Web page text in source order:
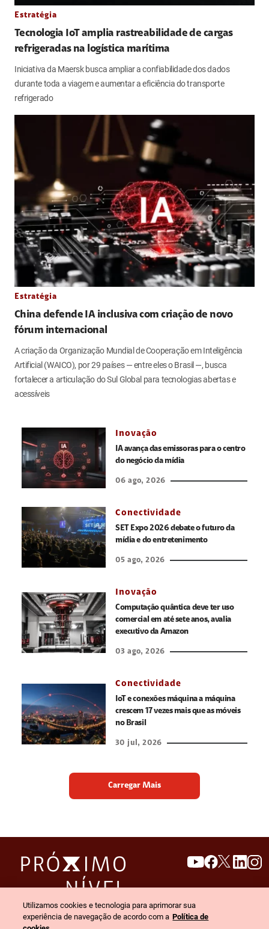
Estratégia
Tecnologia IoT amplia rastreabilidade de cargas
refrigeradas na logística marítima
Iniciativa da Maersk busca ampliar a confiabilidade dos dados
durante toda a viagem e aumentar a eficiência do transporte
refrigerado
Estratégia
China defende IA inclusiva com criação de novo
fórum internacional
A criação da Organização Mundial de Cooperação em Inteligência
Artificial (WAICO), por 29 países — entre eles o Brasil —, busca
fortalecer a articulação do Sul Global para tecnologias abertas e
acessíveis
Inovação
IA avança das emissoras para o centro
do negócio da mídia
06 ago, 2026
Conectividade
SET Expo 2026 debate o futuro da
mídia e do entretenimento
05 ago, 2026
Inovação
Computação quântica deve ter uso
comercial em até sete anos, avalia
executivo da Amazon
03 ago, 2026
Conectividade
IoT e conexões máquina a máquina
crescem 17 vezes mais que as móveis
no Brasil
30 jul, 2026
Carregar Mais
search
Utilizamos cookies e tecnologia para aprimorar sua
experiência de navegação de acordo com a Política de